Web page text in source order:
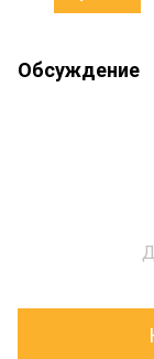
Обсуждение